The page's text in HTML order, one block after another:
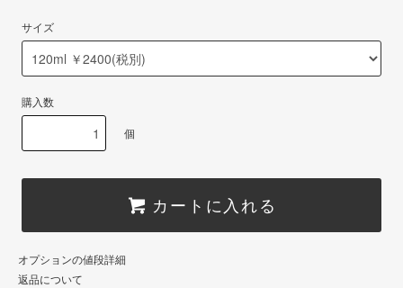
サイズ
購入数
個
カートに入れる
オプションの値段詳細
返品について